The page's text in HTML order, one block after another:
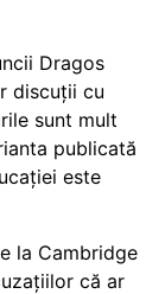
Dragos
discuții cu
sunt mult
publicată
este
la Cambridge
că ar